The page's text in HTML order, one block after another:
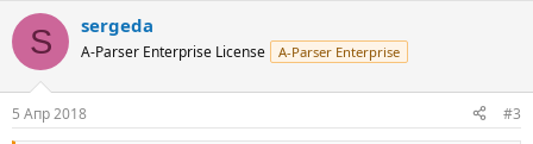
к
и
S sergeda
A-Parser Enterprise License A-Parser Enterprise
5 Апр 2018 #3